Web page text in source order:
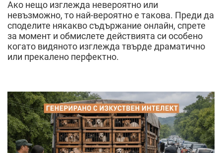
Ако нещо изглежда невероятно или
невъзможно, то най-вероятно е такова. Преди да
споделите някакво съдържание онлайн, спрете
за момент и обмислете действията си особено
когато видяното изглежда твърде драматично
или прекалено перфектно.